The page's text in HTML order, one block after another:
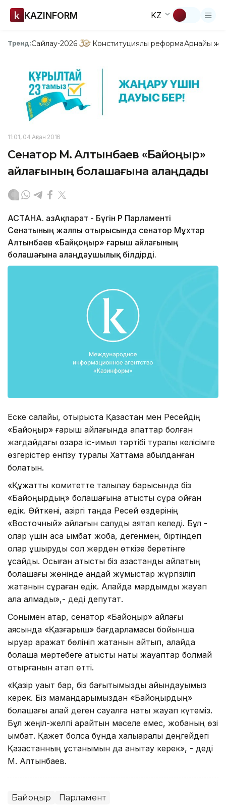
KAZINFORM KZ
Тренд:Сайлау-2026 Конституциялық реформаАрнайы
11:01, 04 Ақпан 2016
Сенатор М. Алтынбаев «Байқоңыр»
айлағының болашағына алаңдады
АСТАНА. ҚазАқпарат - Бүгін ҚР Парламенті
Сенатының жалпы отырысында сенатор Мұхтар
Алтынбаев «Байқоңыр» ғарыш айлағының
болашағына алаңдаушылық білдірді.
Еске салайық, отырыста Қазақстан мен Ресейдің
«Байқоңыр» ғарыш айлағында апаттар болған
жағдайдағы өзара iс-қимыл тәртiбi туралы келісімге
өзгерістер енгізу туралы Хаттама қабылданған
болатын.
«Құжатты комитетте талқылау барысында біз
«Байқоңырдың» болашағына қатысты сұрақ қойған
едік. Өйткені, қазіргі таңда Ресей өздерінің
«Восточный» айлағын салуды аяқтап келеді. Бұл -
олар үшін аса қымбат жоба, дегенмен, біртіндеп
олар ұшыруды сол жерден өткізе беретінге
ұқсайды. Осыған қатысты біз қазақстандық айлақтың
болашағы жөнінде қандай жұмыстар жүргізіліп
жатқанын сұраған едік. Алайда мардымды жауап
ала алмадық»,- деді депутат.
Сонымен қатар, сенатор «Байқоңыр» айлағы
аясында «Қазғарыш» бағдарламасы бойынша
қыруар қаражат бөлініп жатқанын айтып, алайда
болашақ мәртебеге қатысты нақты жауаптар болмай
отырғанын атап өтті.
«Қазір уақыт бар, біз бағытымызды айқындауымыз
керек. Біз мамандарымыздан «Байқоңырдың»
болашағы қалай деген сауалға нақты жауап күтеміз.
Бұл жеңіл-желпі қарайтын мәселе емес, жобаның өзі
қымбат. Қажет болса бұнда халықаралық деңгейдегі
Қазақстанның ұстанымын да анықтау керек», - деді
М. Алтынбаев.
Байқоңыр Парламент